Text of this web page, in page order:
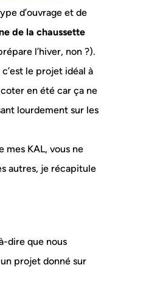
d’ouvrage et de
de la chaussette
l’hiver, non ?).
le projet idéal à
en été car ça ne
lourdement sur les
mes KAL, vous ne
autres, je récapitule
dire que nous
projet donné sur